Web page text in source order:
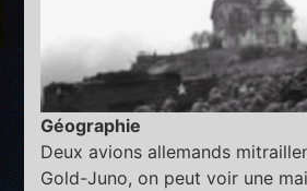
Géographie
Deux avions allemands
Gold-Juno, on peut voir une